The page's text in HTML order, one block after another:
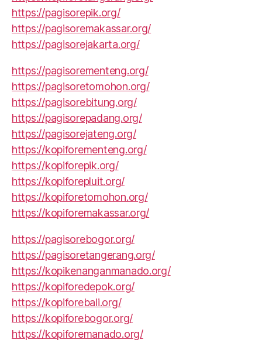
https://pagisorepik.org/
https://pagisoremakassar.org/
https://pagisorejakarta.org/
https://pagisorementeng.org/
https://pagisoretomohon.org/
https://pagisorebitung.org/
https://pagisorepadang.org/
https://pagisorejateng.org/
https://kopiforementeng.org/
https://kopiforepik.org/
https://kopiforepluit.org/
https://kopiforetomohon.org/
https://kopiforemakassar.org/
https://pagisorebogor.org/
https://pagisoretangerang.org/
https://kopikenanganmanado.org/
https://kopiforedepok.org/
https://kopiforebali.org/
https://kopiforebogor.org/
https://kopiforemanado.org/